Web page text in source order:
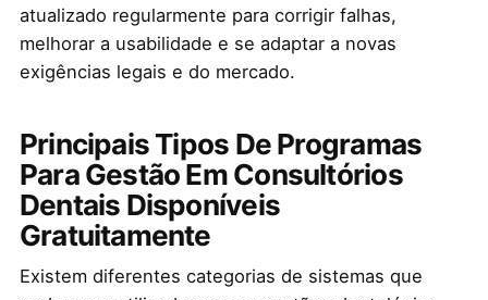
atualizado regularmente para corrigir falhas,
melhorar a usabilidade e se adaptar a novas
exigências legais e do mercado.
Principais Tipos De Programas
Para Gestão Em Consultórios
Dentais Disponíveis
Gratuitamente
Existem diferentes categorias de sistemas que